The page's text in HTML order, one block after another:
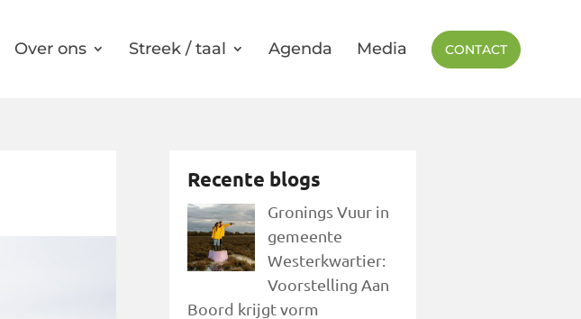
Over ons Streek / taal Agenda Media CONTACT
Recente blogs
Gronings Vuur in
gemeente
Westerkwartier:
Voorstelling Aan
Boord krijgt vorm